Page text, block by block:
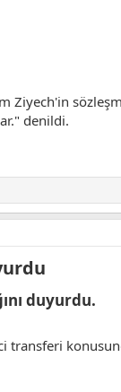
denildi.
duyurdu.​